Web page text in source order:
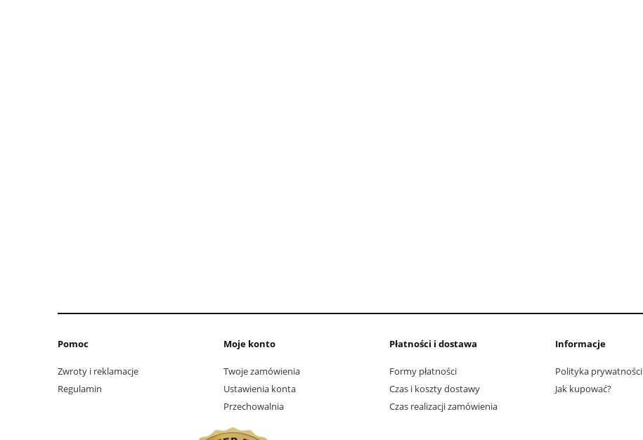
Pomoc
Zwroty i reklamacje
Regulamin
Moje konto
Twoje zamówienia
Ustawienia konta
Przechowalnia
Płatności i dostawa
Formy płatności
Czas i koszty dostawy
Czas realizacji zamówienia
Informacje
Polityka prywatności
Jak kupować?